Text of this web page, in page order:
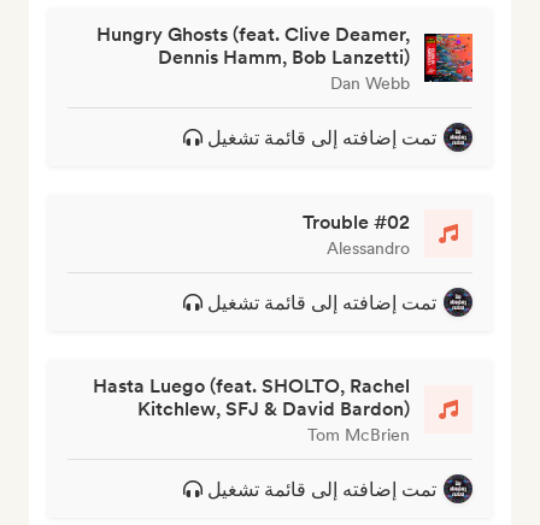
Hungry Ghosts (feat. Clive Deamer,
Dennis Hamm, Bob Lanzetti)
Dan Webb
تمت إضافته إلى قائمة تشغيل
Trouble #02
Alessandro
تمت إضافته إلى قائمة تشغيل
Hasta Luego (feat. SHOLTO, Rachel
Kitchlew, SFJ & David Bardon)
Tom McBrien
تمت إضافته إلى قائمة تشغيل